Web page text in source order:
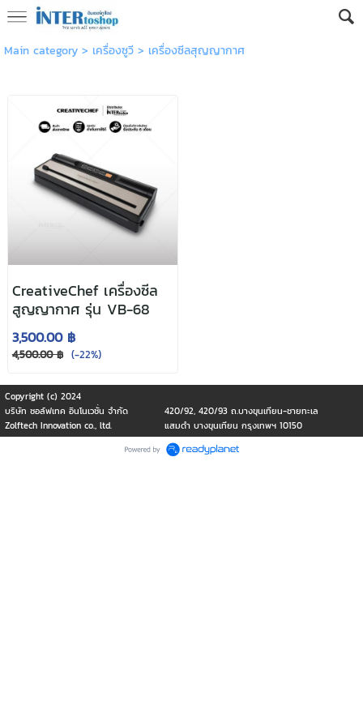
Main category> เครื่องซูวี> เครื่องซีลสุญญากาศ
CreativeChef เครื่องซีล
สูญญากาศ รุ่น VB-68
3,500.00 ฿
4,500.00 ฿ (-22%)
Copyright (c) 2024
บริษัท ซอล์ฟเทค อินโนเวชั่น จำกัด
420/92, 420/93 ถ.บางขุนเทียน-ชายทะเล
Zolftech Innovation co., ltd.
แสมดำ บางขุนเทียน กรุงเทพฯ 10150